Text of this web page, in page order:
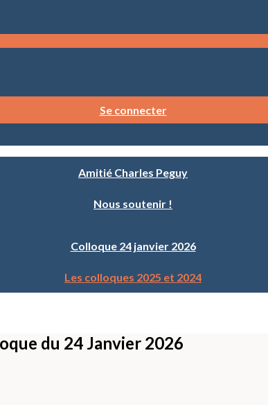
Se connecter
Amitié Charles Peguy
Nous soutenir !
Colloque 24 janvier 2026
Les colloques 2025 et 2024
du 24 Janvier 2026